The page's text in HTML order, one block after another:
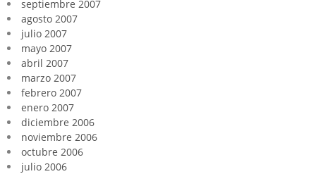
septiembre 2007
agosto 2007
julio 2007
mayo 2007
abril 2007
marzo 2007
febrero 2007
enero 2007
diciembre 2006
noviembre 2006
octubre 2006
julio 2006